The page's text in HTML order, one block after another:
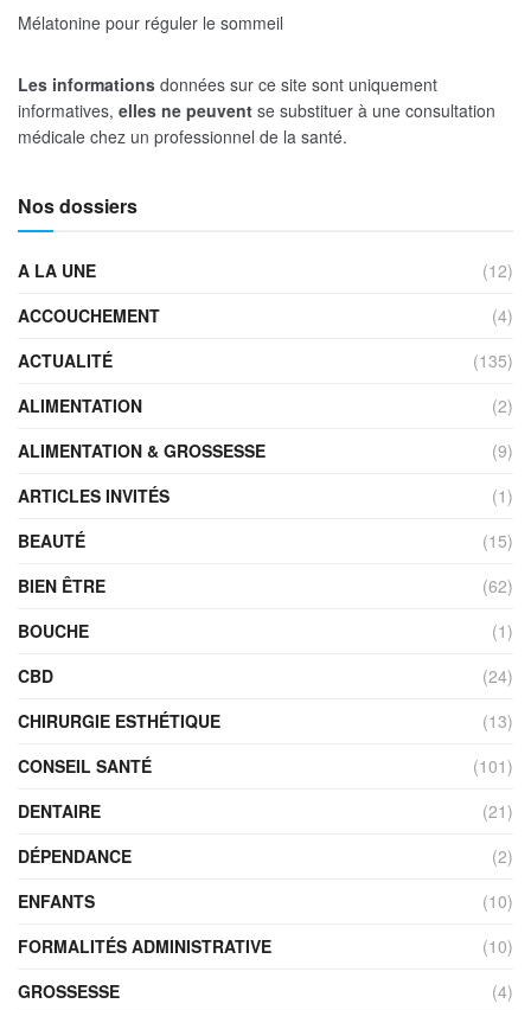
Mélatonine pour réguler le sommeil
Les informations données sur ce site sont uniquement
informatives, elles ne peuvent se substituer à une consultation
médicale chez un professionnel de la santé.
Nos dossiers
A LA UNE
(12)
ACCOUCHEMENT
(4)
ACTUALITÉ
(135)
ALIMENTATION
(2)
ALIMENTATION & GROSSESSE
(9)
ARTICLES INVITÉS
(1)
BEAUTÉ
(15)
BIEN ÊTRE
(62)
BOUCHE
(1)
CBD
(24)
CHIRURGIE ESTHÉTIQUE
(13)
CONSEIL SANTÉ
(101)
DENTAIRE
(21)
DÉPENDANCE
(2)
ENFANTS
(10)
FORMALITÉS ADMINISTRATIVE
(10)
GROSSESSE
(4)